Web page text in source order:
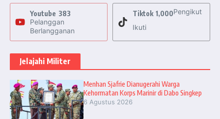
Youtube 383
Pelanggan
Berlangganan
Tiktok 1,000Pengikut
Ikuti
Jelajahi Militer
Menhan Sjafrie Dianugerahi Warga
Kehormatan Korps Marinir di Dabo Singkep
6 Agustus 2026